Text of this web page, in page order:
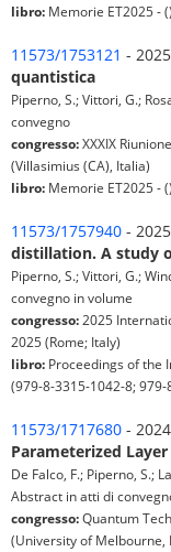
libro: Memorie ET2025 - ()
11573/1753121 -
quantistica
Piperno, S.; Vittori, G.;
convegno
congresso:XXXIX
(Villasimius (CA), Italia)
libro: Memorie ET2025 - ()
11573/1757940 -
distillation. A study
Piperno, S.; Vittori, G.;
convegno in volume
congresso:2025
2025 (Rome; Italy)
libro: Proceedings of the
(979-8-3315-1042-8;
11573/1717680 -
Parameterized
De Falco, F.; Piperno, S.;
Abstract in atti di
congresso:Quantum
(University of Melbourne,